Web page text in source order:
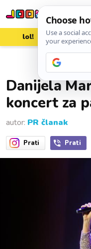
lol!
Danijela
koncert za
autor: PR članak
Prati Prati